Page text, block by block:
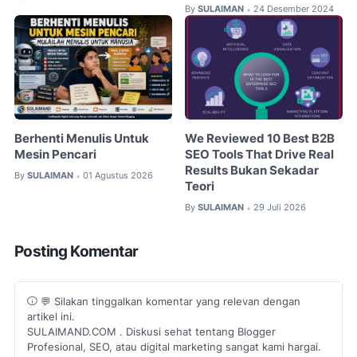
By SULAIMAN • 24 Desember 2024
Berhenti Menulis Untuk
Mesin Pencari
By SULAIMAN • 01 Agustus 2026
We Reviewed 10 Best B2B
SEO Tools That Drive Real
Results Bukan Sekadar
Teori
By SULAIMAN • 29 Juli 2026
Posting Komentar
💬 Silakan tinggalkan komentar yang relevan dengan
artikel ini.
SULAIMAND.COM . Diskusi sehat tentang Blogger
Profesional, SEO, atau digital marketing sangat kami hargai.